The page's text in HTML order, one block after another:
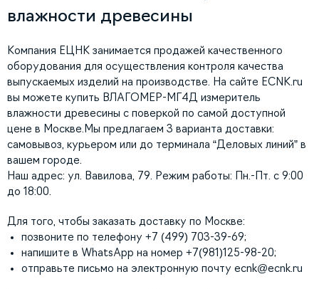
влажности древесины
Компания ЕЦНК занимается продажей качественного
оборудования для осуществления контроля качества
выпускаемых изделий на производстве. На сайте ECNK.ru
вы можете купить ВЛАГОМЕР-МГ4Д измеритель
влажности древесины с поверкой по самой доступной
цене в Москве.Мы предлагаем 3 варианта доставки:
самовывоз, курьером или до терминала “Деловых линий” в
вашем городе.
Наш адрес: ул. Вавилова, 79. Режим работы: Пн.-Пт. с 9:00
до 18:00.
Для того, чтобы заказать доставку по Москве:
позвоните по телефону +7 (499) 703-39-69;
напишите в WhatsApp на номер +7(981)125-98-20;
отправьте письмо на электронную почту ecnk@ecnk.ru